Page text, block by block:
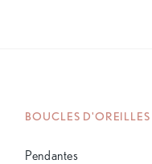
BOUCLES D'OREILLES
Pendantes